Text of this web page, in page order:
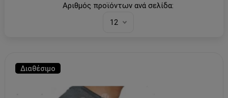
Αριθμός προϊόντων ανά σελίδα:
12
Διαθέσιμο